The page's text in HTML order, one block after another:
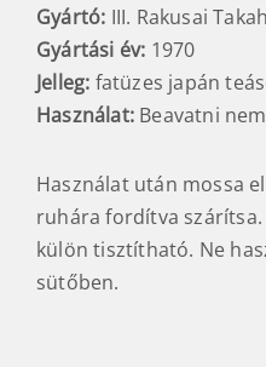
Gyártó: III. Rakusai
Gyártási év: 1970
Jelleg: fatüzes japán
Használat: Beavatni
Használat után mossa
ruhára fordítva
külön tisztítható. Ne
sütőben.